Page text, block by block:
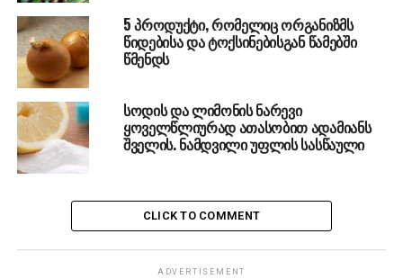
5 პროდუქტი, რომელიც ორგანიზმს
წიდებისა და ტოქსინებისგან წამებში
წმენდს
სოდის და ლიმონის ნარევი
ყოველწლიურად ათასობით ადამიანს
შველის. ნამდვილი უფლის სასწაული
CLICK TO COMMENT
ADVERTISEMENT